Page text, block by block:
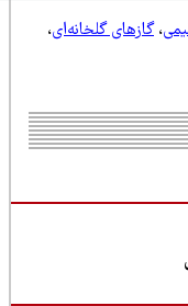
گازهای گلخانه‌ای،